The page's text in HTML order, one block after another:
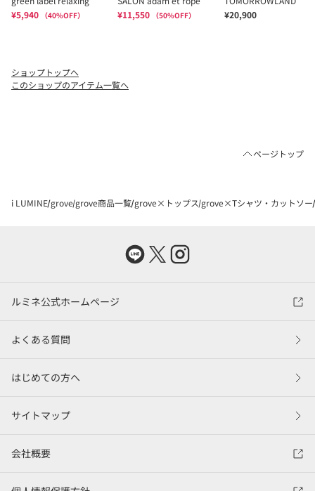
ショップトップへ
このショップのアイテム一覧へ
ページトップ
i LUMINE grove grove商品一覧 grove×トップス grove×Tシャツ・カットソー
ルミネ公式ホームページ
よくある質問
はじめての方へ
サイトマップ
会社概要